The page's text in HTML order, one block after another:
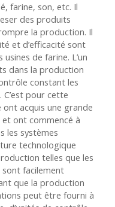
farine, son, etc. Il
des produits
la production. Il
et d’efficacité sont
de farine. L’un
dans la production
constant les
C’est pour cette
ont acquis une grande
ont commencé à
les systèmes
technologique
telles que les
sont facilement
que la production
peut être fourni à